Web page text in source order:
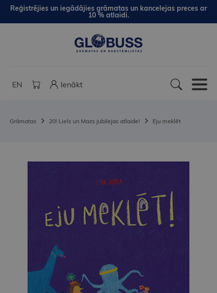
Reģistrējies un iegādājies grāmatas un kancelejas preces ar
10 % atlaidi.
EN Ienākt
Grāmatas 20! Liels un Mazs jubilejas atlaide! Eju meklēt